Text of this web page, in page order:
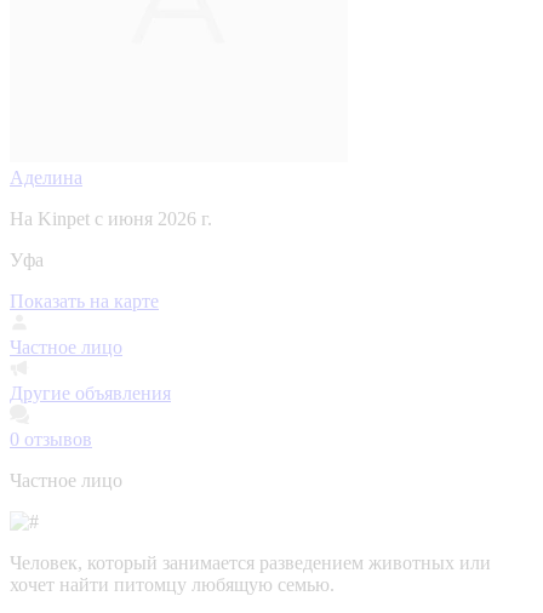
Аделина
На Kinpet c июня 2026 г.
Уфа
Показать на карте
Частное лицо
Другие объявления
0 отзывов
Частное лицо
Человек, который занимается разведением животных или
хочет найти питомцу любящую семью.